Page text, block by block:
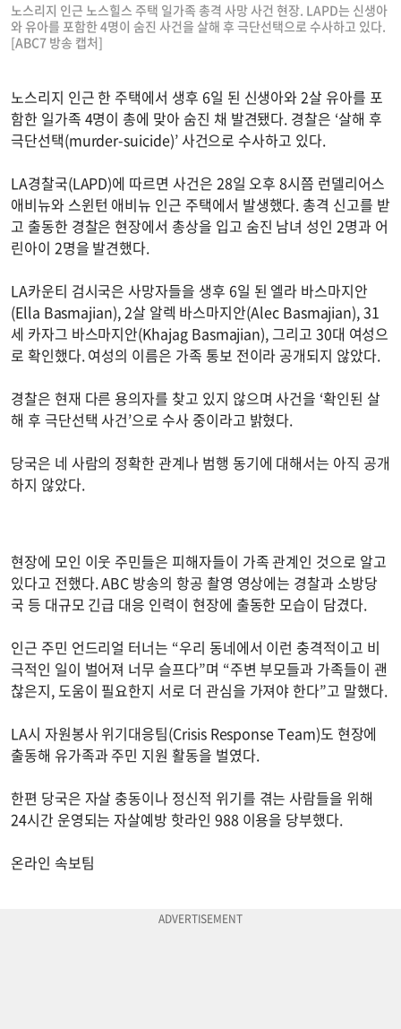
노스리지 인근 노스힐스 주택 일가족 총격 사망 사건 현장. LAPD는 신생아
와 유아를 포함한 4명이 숨진 사건을 살해 후 극단선택으로 수사하고 있다.
[ABC7 방송 캡처]
노스리지 인근 한 주택에서 생후 6일 된 신생아와 2살 유아를 포
함한 일가족 4명이 총에 맞아 숨진 채 발견됐다. 경찰은 ‘살해 후
극단선택(murder-suicide)’ 사건으로 수사하고 있다.
LA경찰국(LAPD)에 따르면 사건은 28일 오후 8시쯤 런델리어스
애비뉴와 스윈턴 애비뉴 인근 주택에서 발생했다. 총격 신고를 받
고 출동한 경찰은 현장에서 총상을 입고 숨진 남녀 성인 2명과 어
린아이 2명을 발견했다.
LA카운티 검시국은 사망자들을 생후 6일 된 엘라 바스마지안
(Ella Basmajian), 2살 알렉 바스마지안(Alec Basmajian), 31
세 카자그 바스마지안(Khajag Basmajian), 그리고 30대 여성으
로 확인했다. 여성의 이름은 가족 통보 전이라 공개되지 않았다.
경찰은 현재 다른 용의자를 찾고 있지 않으며 사건을 ‘확인된 살
해 후 극단선택 사건’으로 수사 중이라고 밝혔다.
당국은 네 사람의 정확한 관계나 범행 동기에 대해서는 아직 공개
하지 않았다.
현장에 모인 이웃 주민들은 피해자들이 가족 관계인 것으로 알고
있다고 전했다. ABC 방송의 항공 촬영 영상에는 경찰과 소방당
국 등 대규모 긴급 대응 인력이 현장에 출동한 모습이 담겼다.
인근 주민 언드리얼 터너는 “우리 동네에서 이런 충격적이고 비
극적인 일이 벌어져 너무 슬프다”며 “주변 부모들과 가족들이 괜
찮은지, 도움이 필요한지 서로 더 관심을 가져야 한다”고 말했다.
LA시 자원봉사 위기대응팀(Crisis Response Team)도 현장에
출동해 유가족과 주민 지원 활동을 벌였다.
한편 당국은 자살 충동이나 정신적 위기를 겪는 사람들을 위해
24시간 운영되는 자살예방 핫라인 988 이용을 당부했다.
온라인 속보팀